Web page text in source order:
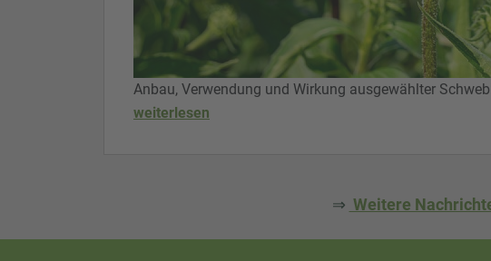
Anbau, Verwendung und Wirkung ausgewählter
weiterlesen
⇒ Weitere